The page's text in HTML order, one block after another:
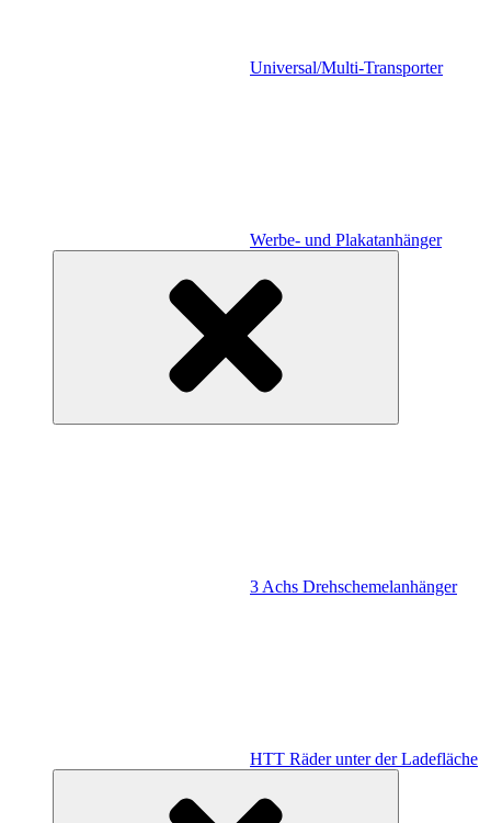
Universal/Multi-Transporter
Werbe- und Plakatanhänger
3 Achs Drehschemelanhänger
HTT Räder unter der Ladefläche